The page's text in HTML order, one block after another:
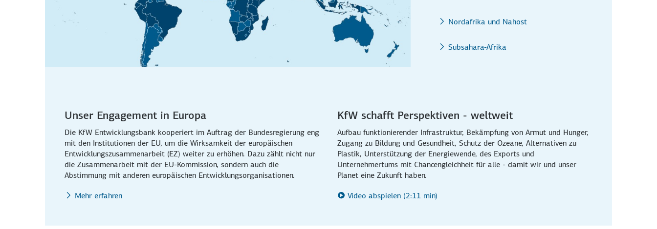
Nordafrika und Nahost
Subsahara-Afrika
Unser Engagement in Europa
Die KfW Entwicklungsbank kooperiert im Auftrag der Bundesregierung eng
mit den Institutionen der EU, um die Wirksamkeit der europäischen
Entwicklungszusammenarbeit (EZ) weiter zu erhöhen. Dazu zählt nicht nur
die Zusammenarbeit mit der EU-Kommission, sondern auch die
Abstimmung mit anderen europäischen Entwicklungsorganisationen.
Mehr erfahren
KfW schafft Perspektiven - weltweit
Aufbau funktionierender Infrastruktur, Bekämpfung von Armut und Hunger,
Zugang zu Bildung und Gesundheit, Schutz der Ozeane, Alternativen zu
Plastik, Unterstützung der Energiewende, des Exports und
Unternehmertums mit Chancengleichheit für alle - damit wir und unser
Planet eine Zukunft haben.
Video abspielen (2:11 min)